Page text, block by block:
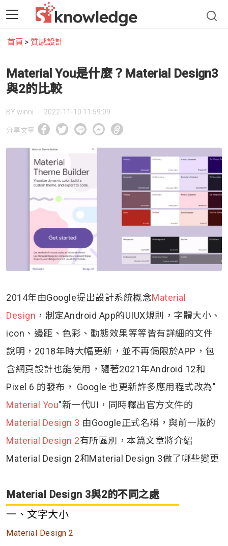
首頁 質感設計
Material You是什麼？Material Design3
與2的比較
BY winni │ 2022-11-10 11:59:09
分享文章
2014年由Google提出設計系統概念Material
Design ，制定Android App的UIUX規則，字體大小、
icon、邊距、色彩、動態效果等等皆有詳細的文件
說明，2018年時大幅更新，並不再侷限於APP，包
含網頁設計也能使用，隨著2021年Android 12和
Pixel 6 的發布， Google 也更新許多應用程式改為"
Material You"新一代UI，同時釋出官方文件的
Material Design 3 由Google正式名稱，與前一版的
Material Design 2有所區別，本篇文章將介紹
Material Design 2和Material Design 3做了哪些變更
Material Design 3與2的不同之處
一、文字大小
Material Design 2